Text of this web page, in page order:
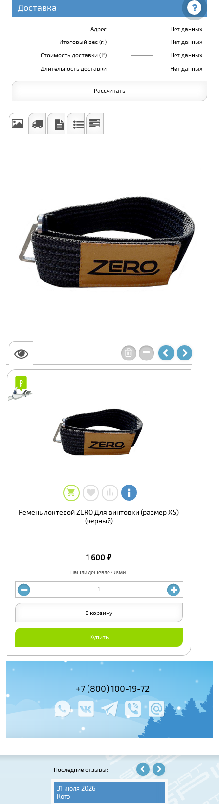
Доставка
Адрес
Нет данных
Итоговый вес (г.)
Нет данных
Стоимость доставки (₽)
Нет данных
Длительность доставки
Нет данных
Рассчитать
Ремень локтевой ZERO Для винтовки (размер XS)
(черный)
Нашли дешевле? Жми.
1 600 ₽
Купить
В корзину
+7 (495)
+7 (800) 100-19-72
Последние отзывы:
31 июля 2026
Котэ